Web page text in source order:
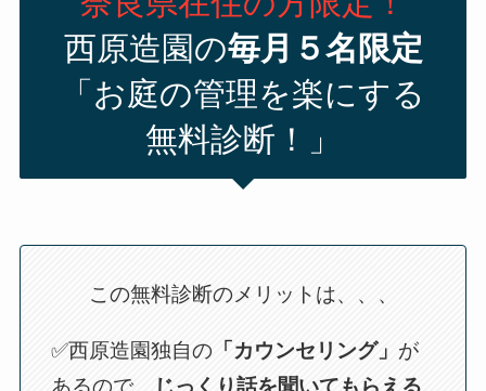
西原造園の毎月５名限定
「お庭の管理を楽にする
無料診断！」
この無料診断のメリットは、、、
✅西原造園独自の 「カウンセリング」 が
あるので、
じっくり話を聞いてもらえる